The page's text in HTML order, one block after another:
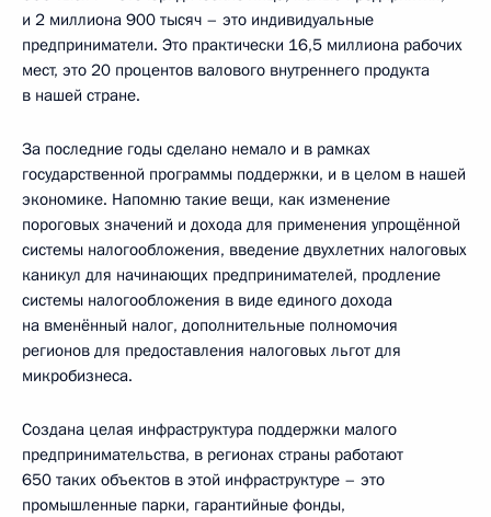
и 2 миллиона 900 тысяч – это индивидуальные
предприниматели. Это практически 16,5 миллиона рабочих
мест, это 20 процентов валового внутреннего продукта
в нашей стране.
За последние годы сделано немало и в рамках
государственной программы поддержки, и в целом в нашей
экономике. Напомню такие вещи, как изменение
пороговых значений и дохода для применения упрощённой
системы налогообложения, введение двухлетних налоговых
каникул для начинающих предпринимателей, продление
системы налогообложения в виде единого дохода
на вменённый налог, дополнительные полномочия
регионов для предоставления налоговых льгот для
микробизнеса.
Создана целая инфраструктура поддержки малого
предпринимательства, в регионах страны работают
650 таких объектов в этой инфраструктуре – это
промышленные парки, гарантийные фонды,